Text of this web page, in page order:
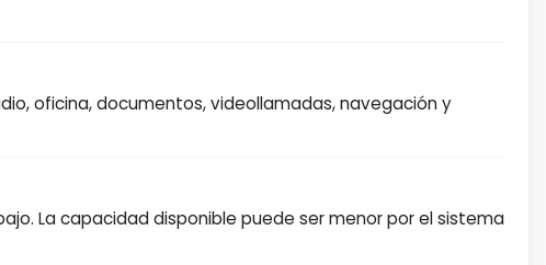
oficina, documentos, videollamadas, navegación y
La capacidad disponible puede ser menor por el sistema